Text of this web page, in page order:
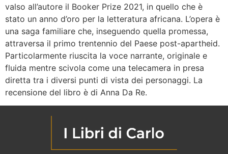
valso all’autore il Booker Prize 2021, in quello che è
stato un anno d’oro per la letteratura africana. L’opera è
una saga familiare che, inseguendo quella promessa,
attraversa il primo trentennio del Paese post-apartheid.
Particolarmente riuscita la voce narrante, originale e
fluida mentre scivola come una telecamera in presa
diretta tra i diversi punti di vista dei personaggi. La
recensione del libro è di Anna Da Re.